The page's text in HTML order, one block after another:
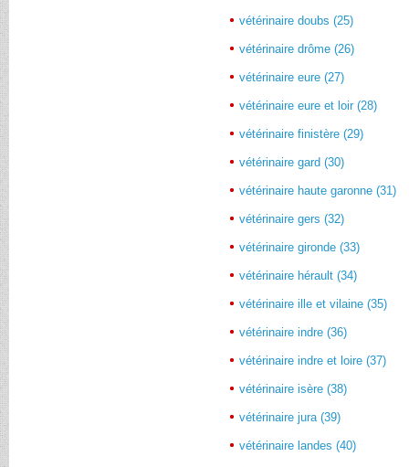
vétérinaire doubs (25)
vétérinaire drôme (26)
vétérinaire eure (27)
vétérinaire eure et loir (28)
vétérinaire finistère (29)
vétérinaire gard (30)
vétérinaire haute garonne (31)
vétérinaire gers (32)
vétérinaire gironde (33)
vétérinaire hérault (34)
vétérinaire ille et vilaine (35)
vétérinaire indre (36)
vétérinaire indre et loire (37)
vétérinaire isère (38)
vétérinaire jura (39)
vétérinaire landes (40)